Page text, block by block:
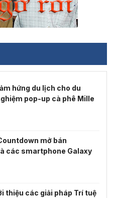
hứng du lịch cho du
pop-up cà phê Mille
mở bán
các smartphone Galaxy
thiệu các giải pháp Trí tuệ